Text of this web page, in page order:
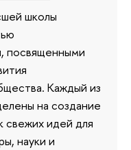
школы
посвященными
Каждый из
на создание
свежих идей для
науки и